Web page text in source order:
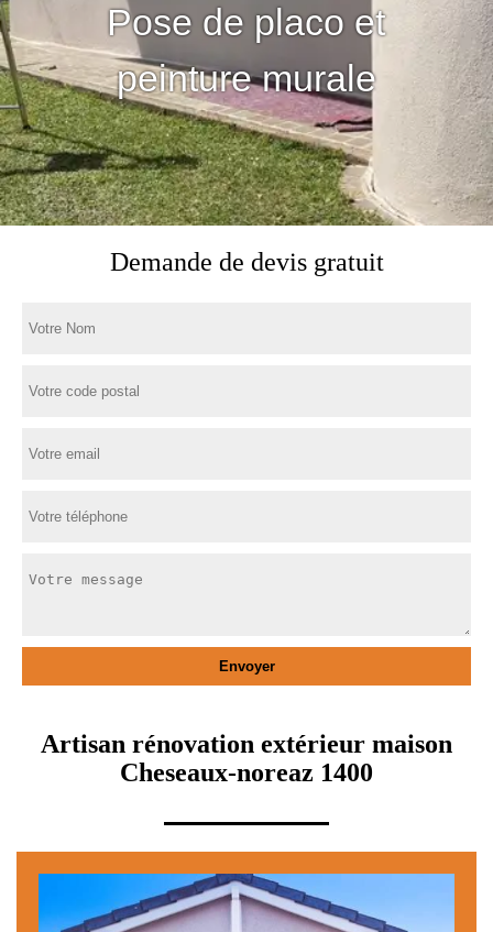
Pose de placo et
peinture murale
Demande de devis gratuit
Artisan rénovation extérieur maison
Cheseaux-noreaz 1400